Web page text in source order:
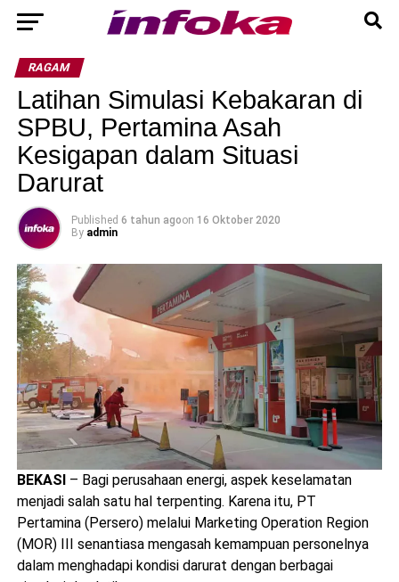
RAGAM
Latihan Simulasi Kebakaran di
SPBU, Pertamina Asah
Kesigapan dalam Situasi
Darurat
Published 6 tahun agoon 16 Oktober 2020
By admin
BEKASI – Bagi perusahaan energi, aspek keselamatan
menjadi salah satu hal terpenting. Karena itu, PT
Pertamina (Persero) melalui Marketing Operation Region
(MOR) III senantiasa mengasah kemampuan personelnya
dalam menghadapi kondisi darurat dengan berbagai